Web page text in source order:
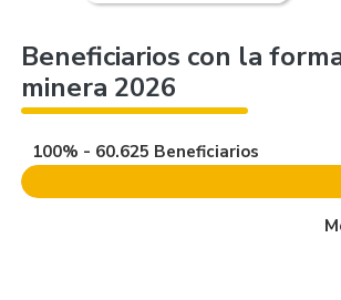
Beneficiarios con la
minera 2026
100% - 60.625 Beneficiarios